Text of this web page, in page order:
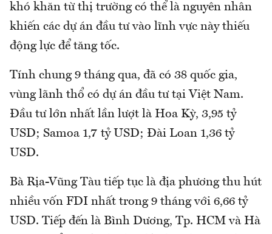
khó khăn từ thị trường có thể là nguyên nhân
khiến các dự án đầu tư vào lĩnh vực này thiếu
động lực để tăng tốc.
Tính chung 9 tháng qua, đã có 38 quốc gia,
vùng lãnh thổ có dự án đầu tư tại Việt Nam.
Đầu tư lớn nhất lần lượt là Hoa Kỳ, 3,95 tỷ
USD; Samoa 1,7 tỷ USD; Đài Loan 1,36 tỷ
USD.
Bà Rịa-Vũng Tàu tiếp tục là địa phương thu hút
nhiều vốn FDI nhất trong 9 tháng với 6,66 tỷ
USD. Tiếp đến là Bình Dương, Tp. HCM và Hà